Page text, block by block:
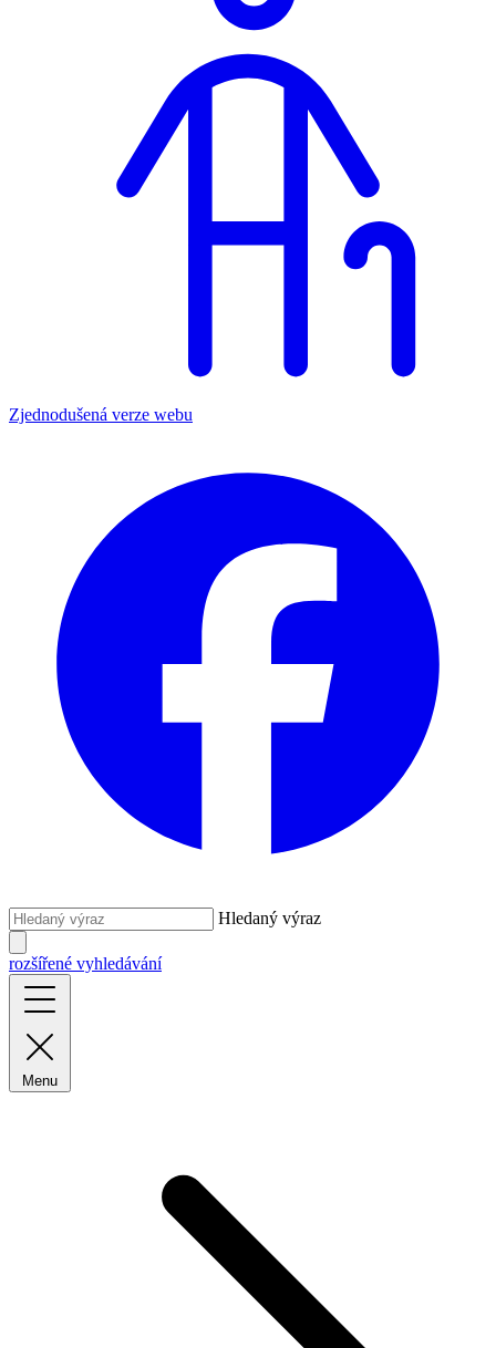
Zjednodušená verze webu
Hledaný výraz
rozšířené vyhledávání
Menu